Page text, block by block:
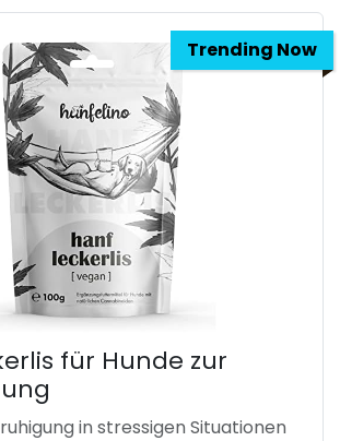
Trending Now
für Hunde zur
in stressigen Situationen